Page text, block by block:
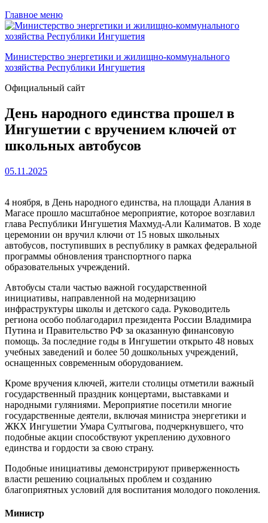
Главное меню
Министерство энергетики и жилищно-коммунального
хозяйства Республики Ингушетия
Официальный сайт
День народного единства прошел в
Ингушетии с вручением ключей от
школьных автобусов
05.11.2025
4 ноября, в День народного единства, на площади Алания в
Магасе прошло масштабное мероприятие, которое возглавил
глава Республики Ингушетия Махмуд-Али Калиматов. В ходе
церемонии он вручил ключи от 15 новых школьных
автобусов, поступивших в республику в рамках федеральной
программы обновления транспортного парка
образовательных учреждений.
Автобусы стали частью важной государственной
инициативы, направленной на модернизацию
инфраструктуры школы и детского сада. Руководитель
региона особо поблагодарил президента России Владимира
Путина и Правительство РФ за оказанную финансовую
помощь. За последние годы в Ингушетии открыто 48 новых
учебных заведений и более 50 дошкольных учреждений,
оснащенных современным оборудованием.
Кроме вручения ключей, жители столицы отметили важный
государственный праздник концертами, выставками и
народными гуляниями. Мероприятие посетили многие
государственные деятели, включая министра энергетики и
ЖКХ Ингушетии Умара Султыгова, подчеркнувшего, что
подобные акции способствуют укреплению духовного
единства и гордости за свою страну.
Подобные инициативы демонстрируют приверженность
власти решению социальных проблем и созданию
благоприятных условий для воспитания молодого поколения.
Министр